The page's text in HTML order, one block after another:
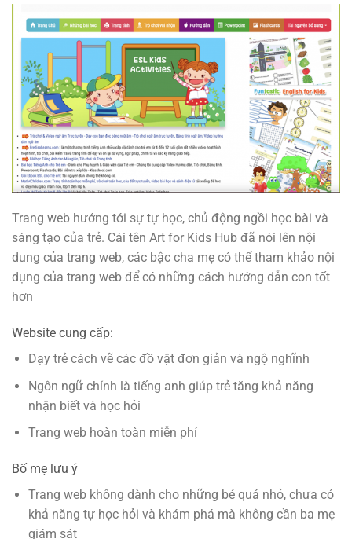
Trang web hướng tới sự tự học, chủ động ngồi học bài và
sáng tạo của trẻ. Cái tên Art for Kids Hub đã nói lên nội
dung của trang web, các bậc cha mẹ có thể tham khảo nội
dụng của trang web để có những cách hướng dẫn con tốt
hơn
Website cung cấp:
Dạy trẻ cách vẽ các đồ vật đơn giản và ngộ nghĩnh
Ngôn ngữ chính là tiếng anh giúp trẻ tăng khả năng
nhận biết và học hỏi
Trang web hoàn toàn miễn phí
Bố mẹ lưu ý
Trang web không dành cho những bé quá nhỏ, chưa có
khả năng tự học hỏi và khám phá mà không cần ba mẹ
giám sát